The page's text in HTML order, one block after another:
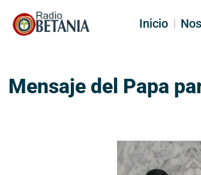
Inicio
Mensaje del Papa